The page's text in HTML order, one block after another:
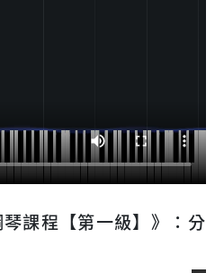
課程【第一級】》：分